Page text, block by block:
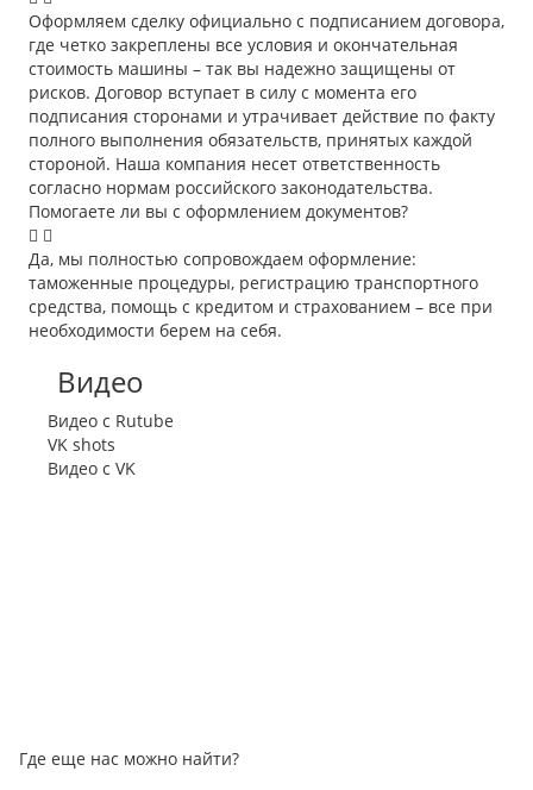
Оформляем сделку официально с подписанием договора,
где четко закреплены все условия и окончательная
стоимость машины – так вы надежно защищены от
рисков. Договор вступает в силу с момента его
подписания сторонами и утрачивает действие по факту
полного выполнения обязательств, принятых каждой
стороной. Наша компания несет ответственность
согласно нормам российского законодательства.
Помогаете ли вы с оформлением документов?
Да, мы полностью сопровождаем оформление:
таможенные процедуры, регистрацию транспортного
средства, помощь с кредитом и страхованием – все при
необходимости берем на себя.
Видео
Видео с Rutube
VK shots
Видео с VK
Где еще нас можно найти?